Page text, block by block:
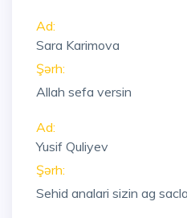
Ad:
Sara Karimova
Şərh:
Allah sefa versin
Ad:
Yusif Quliyev
Şərh:
Sehid analari sizin ag